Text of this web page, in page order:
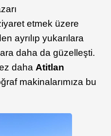
etmek üzere
ayrılıp yukarılara
daha da güzelleşti.
daha Atitlan
makinalarımıza bu